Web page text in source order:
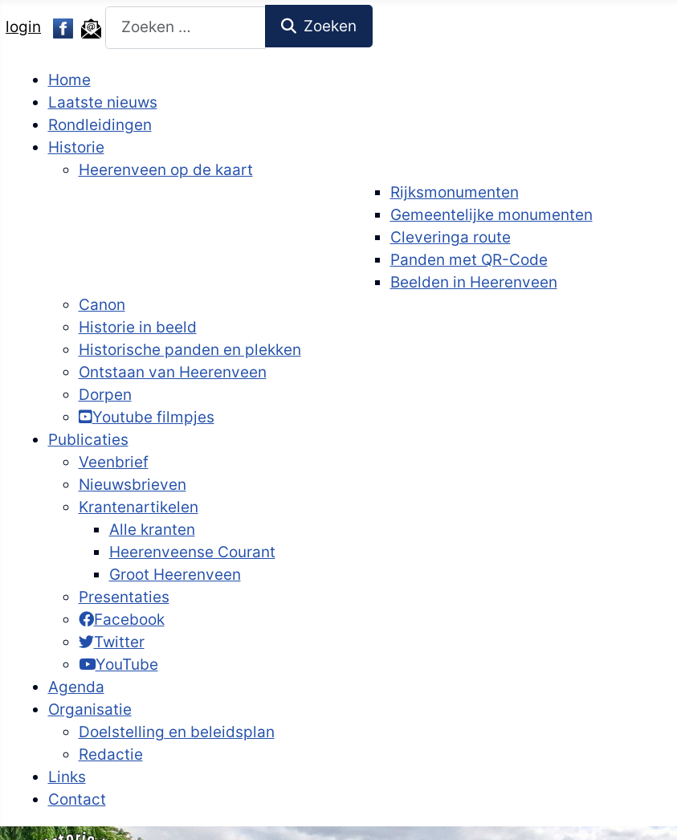
login
Zoeken
Zoeken
Home
Laatste nieuws
Rondleidingen
Historie
Heerenveen op de kaart
Rijksmonumenten
Gemeentelijke monumenten
Cleveringa route
Panden met QR-Code
Beelden in Heerenveen
Canon
Historie in beeld
Historische panden en plekken
Ontstaan van Heerenveen
Dorpen
Youtube filmpjes
Publicaties
Veenbrief
Nieuwsbrieven
Krantenartikelen
Alle kranten
Heerenveense Courant
Groot Heerenveen
Presentaties
Facebook
Twitter
YouTube
Agenda
Organisatie
Doelstelling en beleidsplan
Redactie
Links
Contact